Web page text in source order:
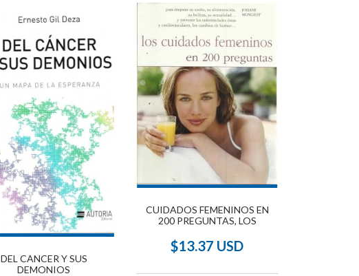
DEL CANCER Y SUS
DEMONIOS
CUIDADOS FEMENINOS EN
200 PREGUNTAS, LOS
$13.37 USD